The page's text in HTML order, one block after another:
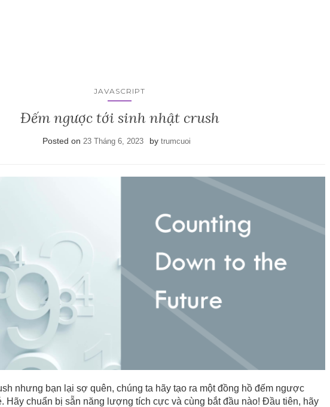
JAVASCRIPT
Đếm ngược tới sinh nhật crush
Posted on 23 Tháng 6, 2023 bytrumcuoi
nhưng bạn lại sợ quên, chúng ta hãy tạo ra một đồng hồ đếm ngược
Hãy chuẩn bị sẵn năng lượng tích cực và cùng bắt đầu nào! Đầu tiên, hãy